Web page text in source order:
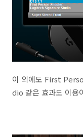
이 외에도 First
dio 같은 효과도 이용